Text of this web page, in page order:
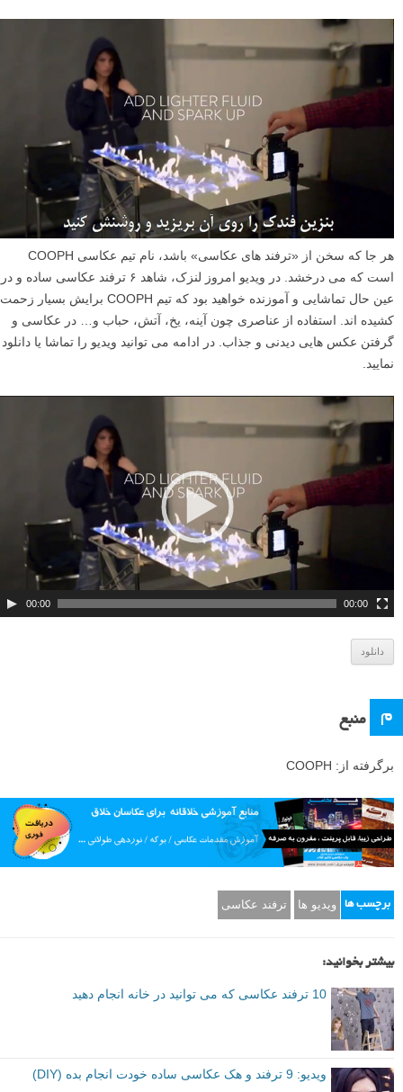
هر جا که سخن از «ترفند های عکاسی» باشد، نام تیم عکاسی COOPH
است که می درخشد. در ویدیو امروز لنزک، شاهد ۶ ترفند عکاسی ساده و در
عین حال تماشایی و آموزنده خواهید بود که تیم COOPH برایش بسیار زحمت
کشیده اند. استفاده از عناصری چون آینه، یخ، آتش، حباب و… در عکاسی و
گرفتن عکس هایی دیدنی و جذاب. در ادامه می توانید ویدیو را تماشا یا دانلود
نمایید.
ن
و
00:00 00:00
دانلود
م منبع
برگرفته از: COOPH
برچسب ها ویدیو ها ترفند عکاسی
بیشتر بخوانید:
10 ترفند عکاسی که می توانید در خانه انجام دهید
ویدیو: 9 ترفند و هک عکاسی ساده خودت انجام بده (DIY)